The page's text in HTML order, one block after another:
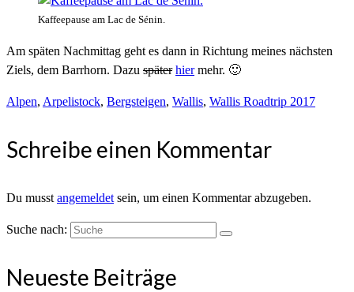
Kaffeepause am Lac de Sénin.
Am späten Nachmittag geht es dann in Richtung meines nächsten
Ziels, dem Barrhorn. Dazu später hiermehr. 🙂
Alpen, Arpelistock, Bergsteigen, Wallis, Wallis Roadtrip 2017
Schreibe einen Kommentar
Du musst angemeldet sein, um einen Kommentar abzugeben.
Suche nach:
Neueste Beiträge